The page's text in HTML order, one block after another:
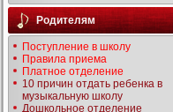
Родителям
Поступление в школу
Правила приема
Платное отделение
10 причин отдать ребенка в
музыкальную школу
Дошкольное отделение